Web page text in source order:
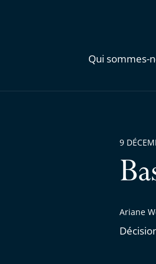
Qui sommes-
Ariane
9